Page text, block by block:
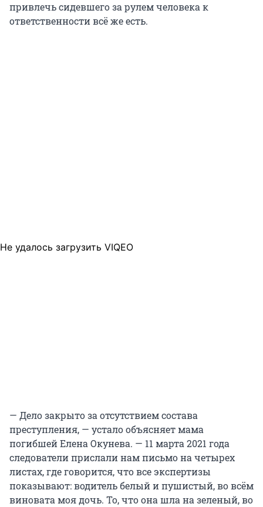
привлечь сидевшего за рулем человека к
ответственности всё же есть.
Не удалось загрузить VIQEO
— Дело закрыто за отсутствием состава
преступления, — устало объясняет мама
погибшей Елена Окунева. — 11 марта 2021 года
следователи прислали нам письмо на четырех
листах, где говорится, что все экспертизы
показывают: водитель белый и пушистый, во всём
виновата моя дочь. То, что она шла на зеленый, во